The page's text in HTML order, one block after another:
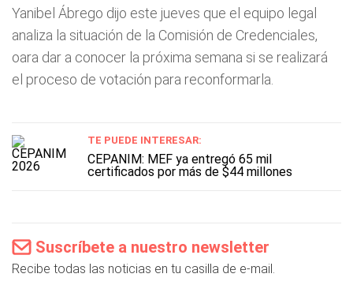
Yanibel Ábrego dijo este jueves que el equipo legal
analiza la situación de la Comisión de Credenciales,
oara dar a conocer la próxima semana si se realizará
el proceso de votación para reconformarla.
TE PUEDE INTERESAR:
CEPANIM: MEF ya entregó 65 mil
certificados por más de $44 millones
Suscríbete a nuestro newsletter
Recibe todas las noticias en tu casilla de e-mail.